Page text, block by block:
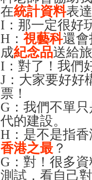
在統計資料表
I ：那一定很好
H ： 視藝科還
成紀念品送給
I ：對了！我們
J ：大家要好
票！
G ：我們不單
代的建設。
H ：是不是指
香港之最 ？
G ：對！很多
測試，看自己